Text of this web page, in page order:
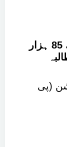
شوگر ملز کا حکومت سے 5 لاکھ 85 ہزار
(پی